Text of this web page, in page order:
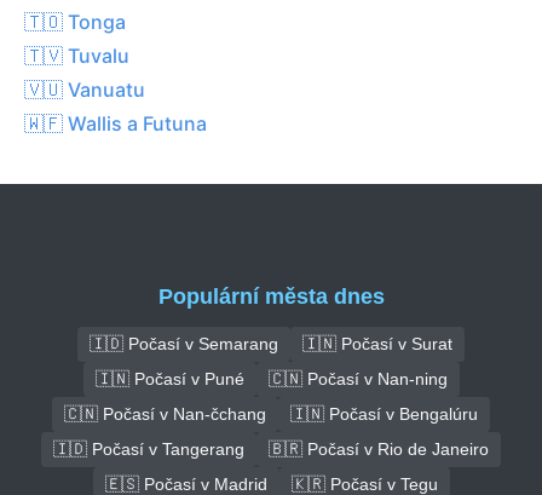
🇹🇴 Tonga
🇹🇻 Tuvalu
🇻🇺 Vanuatu
🇼🇫 Wallis a Futuna
Populární města dnes
🇮🇩 Počasí v Semarang
🇮🇳 Počasí v Surat
🇮🇳 Počasí v Puné
🇨🇳 Počasí v Nan-ning
🇨🇳 Počasí v Nan-čchang
🇮🇳 Počasí v Bengalúru
🇮🇩 Počasí v Tangerang
🇧🇷 Počasí v Rio de Janeiro
🇪🇸 Počasí v Madrid
🇰🇷 Počasí v Tegu